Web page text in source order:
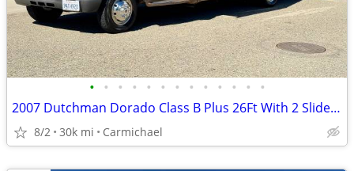
• • • • • • • • • • • • •
2007 Dutchman Dorado Class B Plus 26Ft With 2 Slide Outs
8/2 30k mi Carmichael